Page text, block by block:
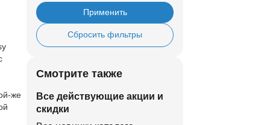
же
Применить
Сбросить фильтры
Смотрите также
Все действующие акции и
скидки